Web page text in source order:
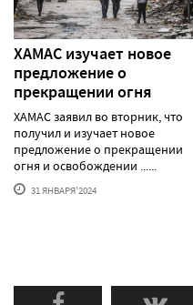
ХАМАС изучает новое
предложение о
прекращении огня
ХАМАС заявил во вторник, что
получил и изучает новое
предложение о прекращении
огня и освобождении ......
31 ЯНВАРЯ'2024